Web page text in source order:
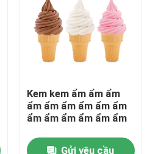
Kem kem ẩm ẩm ẩm
ẩm ẩm ẩm ẩm ẩm ẩm
ẩm ẩm ẩm ẩm ẩm ẩm
Gửi yêu cầu